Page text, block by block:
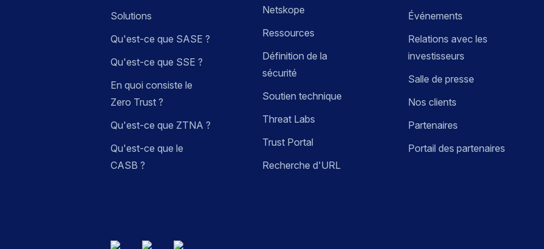
Solutions
Qu'est-ce que SASE ?
Qu'est-ce que SSE ?
En quoi consiste le
Zero Trust ?
Qu'est-ce que ZTNA ?
Qu'est-ce que le
CASB ?
Netskope
Ressources
Définition de la
sécurité
Soutien technique
Threat Labs
Trust Portal
Recherche d'URL
Événements
Relations avec les
investisseurs
Salle de presse
Nos clients
Partenaires
Portail des partenaires